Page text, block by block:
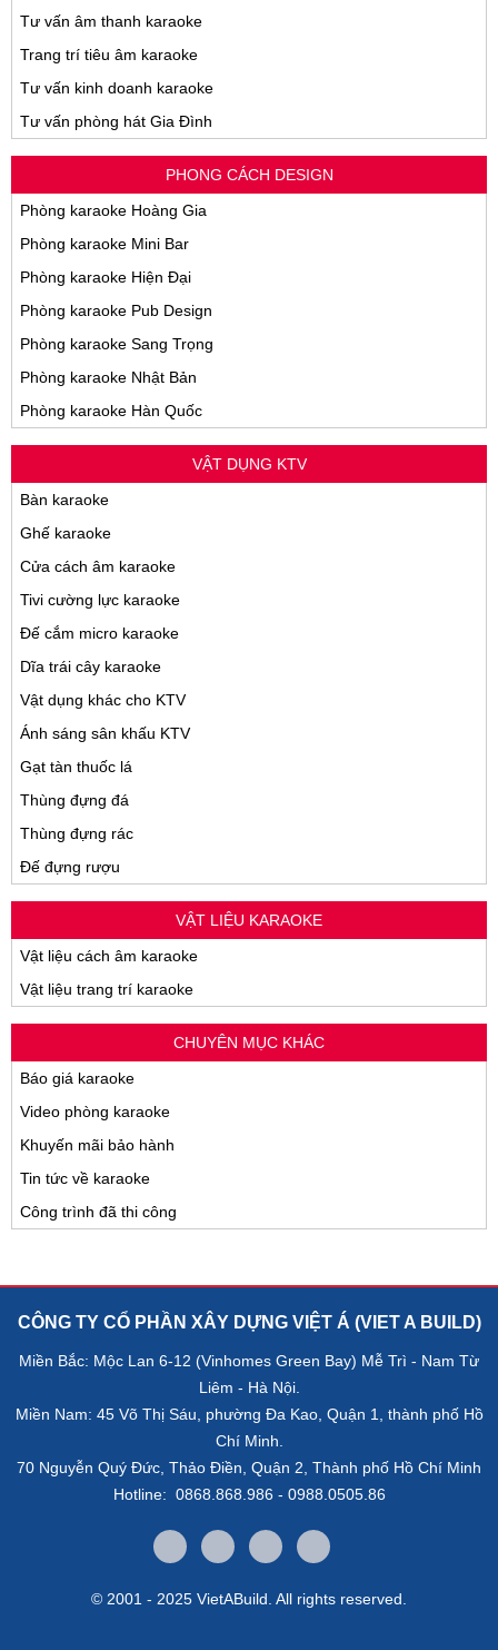
Tư vấn âm thanh karaoke
Trang trí tiêu âm karaoke
Tư vấn kinh doanh karaoke
Tư vấn phòng hát Gia Đình
PHONG CÁCH DESIGN
Phòng karaoke Hoàng Gia
Phòng karaoke Mini Bar
Phòng karaoke Hiện Đại
Phòng karaoke Pub Design
Phòng karaoke Sang Trọng
Phòng karaoke Nhật Bản
Phòng karaoke Hàn Quốc
VẬT DỤNG KTV
Bàn karaoke
Ghế karaoke
Cửa cách âm karaoke
Tivi cường lực karaoke
Đế cắm micro karaoke
Dĩa trái cây karaoke
Vật dụng khác cho KTV
Ánh sáng sân khấu KTV
Gạt tàn thuốc lá
Thùng đựng đá
Thùng đựng rác
Đế đựng rượu
VẬT LIỆU KARAOKE
Vật liệu cách âm karaoke
Vật liệu trang trí karaoke
CHUYÊN MỤC KHÁC
Báo giá karaoke
Video phòng karaoke
Khuyến mãi bảo hành
Tin tức về karaoke
Công trình đã thi công
CÔNG TY CỔ PHẦN XÂY DỰNG VIỆT Á (VIET A BUILD)
Miền Bắc: Mộc Lan 6-12 (Vinhomes Green Bay) Mễ Trì - Nam Từ
Liêm - Hà Nội.
Miền Nam: 45 Võ Thị Sáu, phường Đa Kao, Quận 1, thành phố Hồ
Chí Minh.
70 Nguyễn Quý Đức, Thảo Điền, Quận 2, Thành phố Hồ Chí Minh
Hotline: 0868.868.986 - 0988.0505.86
© 2001 - 2025 VietABuild. All rights reserved.